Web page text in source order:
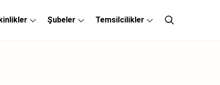
Şubeler Temsilcilikler